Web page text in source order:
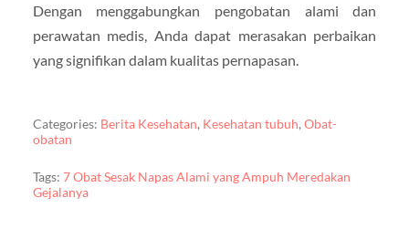
Dengan menggabungkan pengobatan alami dan
perawatan medis, Anda dapat merasakan perbaikan
yang signifikan dalam kualitas pernapasan.
Categories: Berita Kesehatan, Kesehatan tubuh,Obat-
obatan
Tags: 7 Obat Sesak Napas Alami yang Ampuh Meredakan
Gejalanya